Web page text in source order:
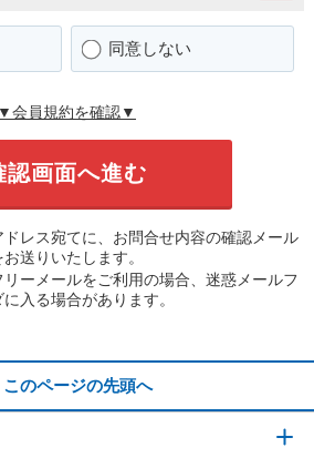
同意しない
▼会員規約を確認▼
レス宛てに、お問合せ内容の確認メール
お送りいたします。
ーメールをご利用の場合、迷惑メールフ
に入る場合があります。
このページの先頭へ